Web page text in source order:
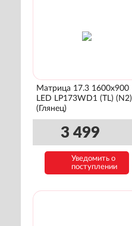
Матрица 17.3 1600x900
LED LP173WD1 (TL) (N2)
(Глянец)
3 499
Уведомить о
поступлении